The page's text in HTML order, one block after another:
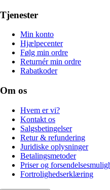
Tjenester
Min konto
Hjælpecenter
Følg min ordre
Returnér min ordre
Rabatkoder
Om os
Hvem er vi?
Kontakt os
Salgsbetingelser
Retur & refundering
Juridiske oplysninger
Betalingsmetoder
Priser og
Fortrolighedserklæring